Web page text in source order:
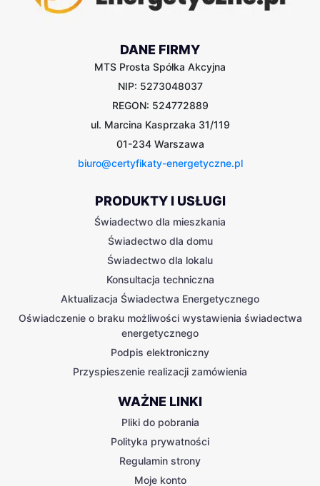
DANE FIRMY
MTS Prosta Spółka Akcyjna
NIP: 5273048037
REGON: 524772889
ul. Marcina Kasprzaka 31/119
01-234 Warszawa
biuro@certyfikaty-energetyczne.pl
PRODUKTY I USŁUGI
Świadectwo dla mieszkania
Świadectwo dla domu
Świadectwo dla lokalu
Konsultacja techniczna
Aktualizacja Świadectwa Energetycznego
Oświadczenie o braku możliwości wystawienia świadectwa
energetycznego
Podpis elektroniczny
Przyspieszenie realizacji zamówienia
WAŻNE LINKI
Pliki do pobrania
Polityka prywatności
Regulamin strony
Moje konto